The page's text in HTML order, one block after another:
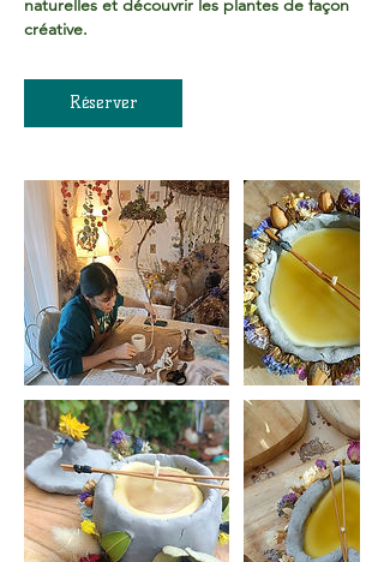
naturelles et découvrir les plantes de façon
créative.
Réserver